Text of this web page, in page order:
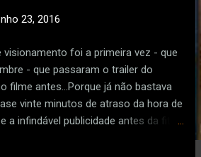
23, 2016
visionamento foi a primeira vez - que
- que passaram o trailer do
filme antes...Porque já não bastava
vinte minutos de atraso da hora de
a infindável publicidade antes da fita.